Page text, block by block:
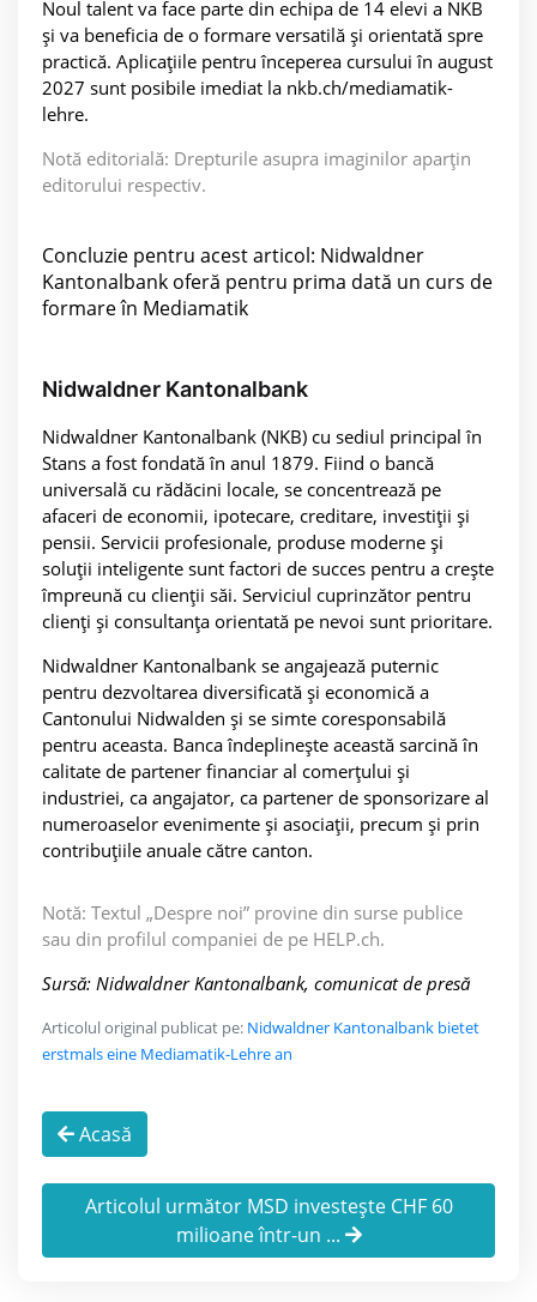
Noul talent va face parte din echipa de 14 elevi a NKB
și va beneficia de o formare versatilă și orientată spre
practică. Aplicațiile pentru începerea cursului în august
2027 sunt posibile imediat la nkb.ch/mediamatik-
lehre.
Notă editorială: Drepturile asupra imaginilor aparțin
editorului respectiv.
Concluzie pentru acest articol: Nidwaldner
Kantonalbank oferă pentru prima dată un curs de
formare în Mediamatik
Nidwaldner Kantonalbank
Nidwaldner Kantonalbank (NKB) cu sediul principal în
Stans a fost fondată în anul 1879. Fiind o bancă
universală cu rădăcini locale, se concentrează pe
afaceri de economii, ipotecare, creditare, investiții și
pensii. Servicii profesionale, produse moderne și
soluții inteligente sunt factori de succes pentru a crește
împreună cu clienții săi. Serviciul cuprinzător pentru
clienți și consultanța orientată pe nevoi sunt prioritare.
Nidwaldner Kantonalbank se angajează puternic
pentru dezvoltarea diversificată și economică a
Cantonului Nidwalden și se simte coresponsabilă
pentru aceasta. Banca îndeplinește această sarcină în
calitate de partener financiar al comerțului și
industriei, ca angajator, ca partener de sponsorizare al
numeroaselor evenimente și asociații, precum și prin
contribuțiile anuale către canton.
Notă: Textul „Despre noi” provine din surse publice
sau din profilul companiei de pe HELP.ch.
Sursă: Nidwaldner Kantonalbank, comunicat de presă
Articolul original publicat pe: Nidwaldner Kantonalbank bietet
erstmals eine Mediamatik-Lehre an
Acasă
Articolul următor MSD investește CHF 60
milioane într-un ...